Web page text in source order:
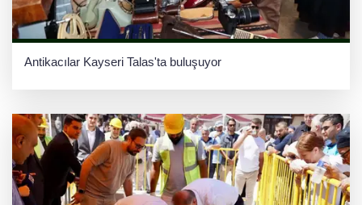
Antikacılar Kayseri Talas'ta buluşuyor